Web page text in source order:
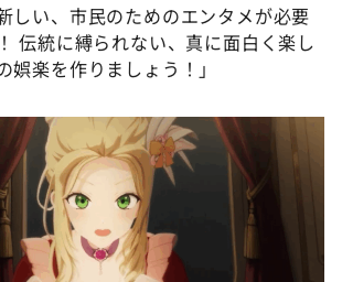
しい、市民のためのエンタメが必要
伝統に縛られない、真に面白く楽し
娯楽を作りましょう！」